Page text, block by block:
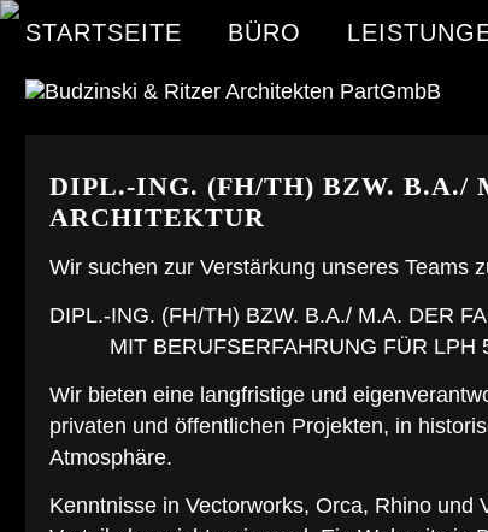
DIPL.-ING. (FH/TH) BZW. B.A./
ARCHITEKTUR
Wir suchen zur Verstärkung unseres Teams
DIPL.-ING. (FH/TH) BZW. B.A./ M.A.
MIT BERUFSERFAHRUNG FÜR LPH
Wir bieten eine langfristige und
privaten und öffentlichen Projekten, in
Atmosphäre.
Kenntnisse in Vectorworks, Orca, Rhino und
STARTSEITE BÜRO